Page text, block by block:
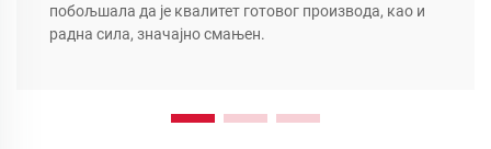
побољшала да је квалитет готовог производа, као и
радна сила, значајно смањен.